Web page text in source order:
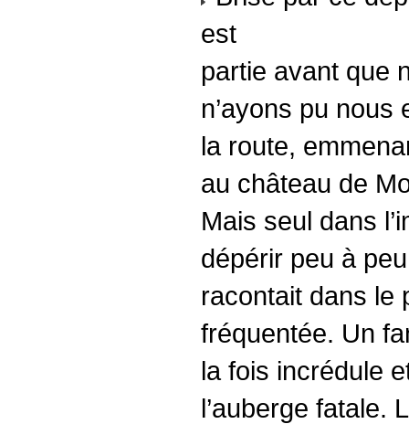
est
partie avant que
n’ayons pu
la route,
au château de
Mais seul dans
dépérir peu à
racontait dans le
fréquentée. Un
la fois incrédule
l’auberge fatale.